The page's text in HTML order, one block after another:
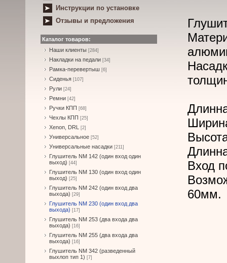
Инструкции по установке
Отзывы и предложения
Каталог товаров:
Наши клиенты [284]
Накладки на педали [34]
Рамка-перевертыш [6]
Сиденья [107]
Рули [24]
Ремни [42]
Ручки КПП [68]
Чехлы КПП [25]
Xenon, DRL [2]
Универсальное [52]
Универсальные насадки [211]
Глушитель NM 142 (один вход один
выход) [44]
Глушитель NM 130 (один вход один
выход) [25]
Глушитель NM 242 (один вход два
выхода) [29]
Глушитель NM 230 (один вход два
выхода) [17]
Глушитель NM 253 (два входа два
выхода) [16]
Глушитель NM 255 (два входа два
выхода) [16]
Глушитель NM 342 (разведенный
выхлоп тип 1) [7]
Вход
60мм.